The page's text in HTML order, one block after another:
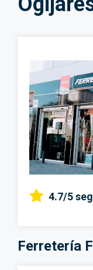
4.7/5
Ferretería